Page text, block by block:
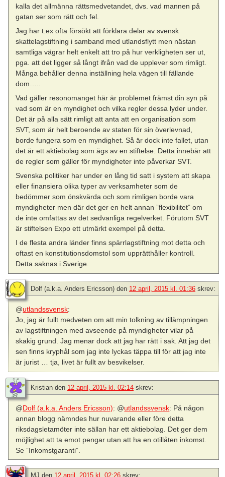
kalla det allmänna rättsmedvetandet, dvs. vad mannen på
gatan ser som rätt och fel.
Jag har t.ex ofta försökt att förklara delar av svensk
skattelagstiftning i samband med utlandsflytt men nästan
samtliga vägrar helt enkelt att tro på hur verkligheten ser ut,
pga. att det ligger så långt ifrån vad de upplever som rimligt.
Många behåller denna inställning hela vägen till fällande
dom…..
Vad gäller resonomanget här är problemet främst din syn på
vad som är en myndighet och vilka regler dessa lyder under.
Det är på alla sätt rimligt att anta att en organisation som
SVT, som är helt beroende av staten för sin överlevnad,
borde fungera som en myndighet. Så är dock inte fallet, utan
det är ett aktiebolag som ägs av en stiftelse. Detta innebär att
de regler som gäller för myndigheter inte påverkar SVT.
Svenska politiker har under en lång tid satt i system att skapa
eller finansiera olika typer av verksamheter som de
bedömmer som önskvärda och som rimligen borde vara
myndigheter men där det ger en helt annan ”flexibilitet” om
de inte omfattas av det sedvanliga regelverket. Förutom SVT
är stiftelsen Expo ett utmärkt exempel på detta.
I de flesta andra länder finns spärrlagstiftning mot detta och
oftast en konstitutionsdomstol som upprätthåller kontroll.
Detta saknas i Sverige.
Dolf (a.k.a. Anders Ericsson) den 12 april, 2015 kl. 01:36 skrev:
@utlandssvensk:
Jo, jag är fullt medveten om att min tolkning av tillämpningen
av lagstiftningen med avseende på myndigheter vilar på
skakig grund. Jag menar dock att jag har rätt i sak. Att jag det
sen finns kryphål som jag inte lyckas täppa till för att jag inte
är jurist … tja, livet är fullt av besvikelser.
Kristian den 12 april, 2015 kl. 02:14 skrev:
@Dolf (a.k.a. Anders Ericsson): @utlandssvensk: På någon
annan blogg nämndes hur nuvarande eller före detta
riksdagsletamöter inte sällan har ett aktiebolag. Det ger dem
möjlighet att ta emot pengar utan att ha en otillåten inkomst.
Se ”Inkomstgaranti”.
MJ den 12 april, 2015 kl. 02:26 skrev: